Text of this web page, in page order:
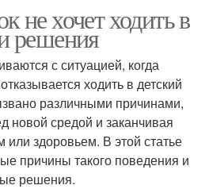
не хочет ходить в
решения
с ситуацией, когда
ходить в детский
различными причинами,
новой средой и заканчивая
здоровьем. В этой статье
причины такого поведения и
решения.